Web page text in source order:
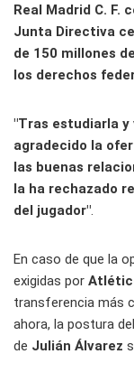
Real Madrid C. F.
Junta Directiva
de 150 millones
los derechos
"Tras estudiarla y
agradecido la
las buenas
la ha rechazado
del jugador".
En caso de que la
exigidas por
transferencia más
ahora, la postura
de Julián Álvarez